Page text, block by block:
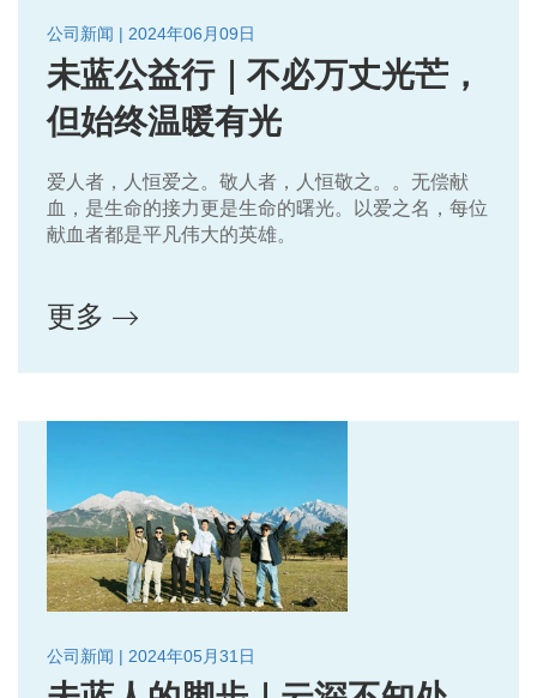
公司新闻 | 2024年06月09日
未蓝公益行｜不必万丈光芒，
但始终温暖有光
爱人者，人恒爱之。敬人者，人恒敬之。。无偿献
血，是生命的接力更是生命的曙光。以爱之名，每位
献血者都是平凡伟大的英雄。
更多
公司新闻 | 2024年05月31日